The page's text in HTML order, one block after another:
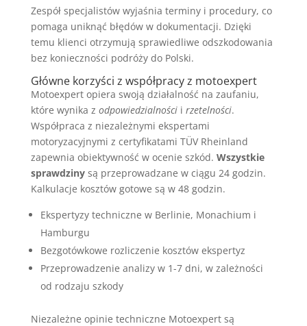
Zespół specjalistów wyjaśnia terminy i procedury, co
pomaga uniknąć błędów w dokumentacji. Dzięki
temu klienci otrzymują sprawiedliwe odszkodowania
bez konieczności podróży do Polski.
Główne korzyści z współpracy z motoexpert
Motoexpert opiera swoją działalność na zaufaniu,
które wynika z odpowiedzialnościi rzetelności.
Współpraca z niezależnymi ekspertami
motoryzacyjnymi z certyfikatami TÜV Rheinland
zapewnia obiektywność w ocenie szkód. Wszystkie
sprawdzinysą przeprowadzane w ciągu 24 godzin.
Kalkulacje kosztów gotowe są w 48 godzin.
Ekspertyzy techniczne w Berlinie, Monachium i
Hamburgu
Bezgotówkowe rozliczenie kosztów ekspertyz
Przeprowadzenie analizy w 1-7 dni, w zależności
od rodzaju szkody
Niezależne opinie techniczne Motoexpert są